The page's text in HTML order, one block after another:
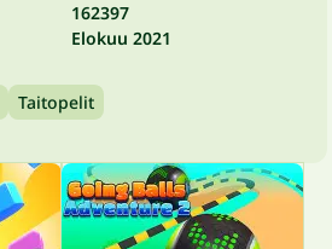
162397
Elokuu 2021
Taitopelit